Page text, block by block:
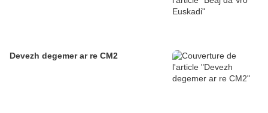
Devezh degemer ar re CM2